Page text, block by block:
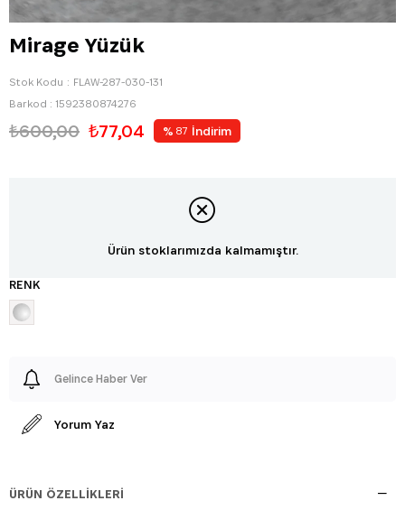
Mirage Yüzük
Stok Kodu
FLAW-287-030-131
Barkod : 1592380874276
₺600,00 ₺77,04 % 87 İndirim
Ürün stoklarımızda kalmamıştır.
RENK
Gelince Haber Ver
Yorum Yaz
ÜRÜN ÖZELLIKLERI